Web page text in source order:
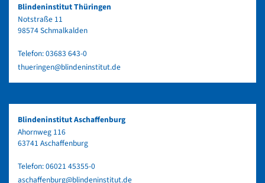
Blindeninstitut Thüringen
Notstraße 11
98574 Schmalkalden
Telefon:03683 643-0
thueringen@blindeninstitut.de
Blindeninstitut Aschaffenburg
Ahornweg 116
63741 Aschaffenburg
Telefon:06021 45355-0
aschaffenburg@blindeninstitut.de